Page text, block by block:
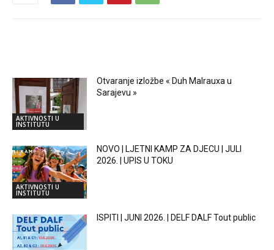
AKTIVNOSTI U
INSTITUTU
Otvaranje izložbe « Duh Malrauxa u
Sarajevu »
AKTIVNOSTI U
INSTITUTU
NOVO | LJETNI KAMP ZA DJECU | JULI
2026. | UPIS U TOKU
ISPITI | JUNI 2026. | DELF DALF Tout public